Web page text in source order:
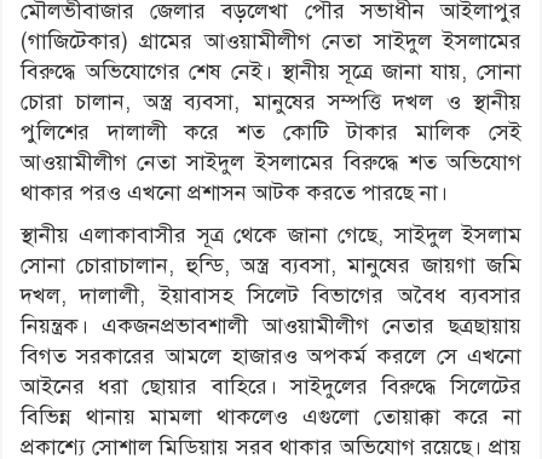
মৌলভীবাজার জেলার বড়লেখা পৌর সভাধীন আইলাপুর
(গাজিটেকার) গ্রামের আওয়ামীলীগ নেতা সাইদুল ইসলামের
বিরুদ্ধে অভিযোগের শেষ নেই। স্থানীয় সূত্রে জানা যায়, সোনা
চোরা চালান, অস্ত্র ব্যবসা, মানুষের সম্পত্তি দখল ও স্থানীয়
পুলিশের দালালী করে শত কোটি টাকার মালিক সেই
আওয়ামীলীগ নেতা সাইদুল ইসলামের বিরুদ্ধে শত অভিযোগ
থাকার পরও এখনো প্রশাসন আটক করতে পারছে না।
স্থানীয় এলাকাবাসীর সূত্র থেকে জানা গেছে, সাইদুল ইসলাম
সোনা চোরাচালান, হুন্ডি, অস্ত্র ব্যবসা, মানুষের জায়গা জমি
দখল, দালালী, ইয়াবাসহ সিলেট বিভাগের অবৈধ ব্যবসার
নিয়ন্ত্রক। একজনপ্রভাবশালী আওয়ামীলীগ নেতার ছত্রছায়ায়
বিগত সরকারের আমলে হাজারও অপকর্ম করলে সে এখনো
আইনের ধরা ছোয়ার বাহিরে। সাইদুলের বিরুদ্ধে সিলেটের
বিভিন্ন থানায় মামলা থাকলেও এগুলো তোয়াক্কা করে না
প্রকাশ্যে সোশাল মিডিয়ায় সরব থাকার অভিযোগ রয়েছে। প্রায়